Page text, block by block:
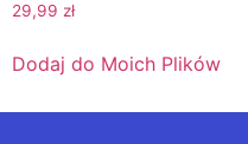
29,99 zł
Dodaj do Moich Plików